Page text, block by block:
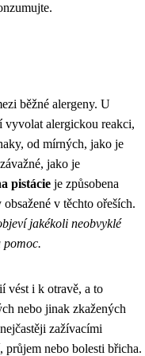
běžné alergeny. U
vyvolat alergickou reakci,
od mírných, jako je
jako je
pistácie je způsobena
v těchto ořeších.
jakékoli neobvyklé
pomoc.
vést i k otravě, a to
nebo jinak zkažených
zažívacími
nebo bolesti břicha.